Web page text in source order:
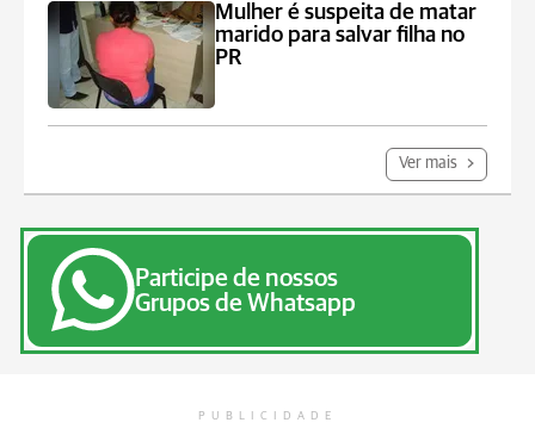
Mulher é suspeita de matar
marido para salvar filha no
PR
Ver mais
Participe de nossos
Grupos de Whatsapp
PUBLICIDADE